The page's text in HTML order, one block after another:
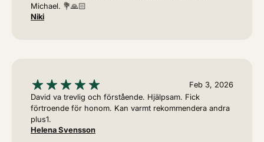
Michael. 💐🙏🏻
Niki
Feb 3, 2026
David va trevlig och förstående. Hjälpsam. Fick
förtroende för honom. Kan varmt rekommendera andra
plus1.
Helena Svensson